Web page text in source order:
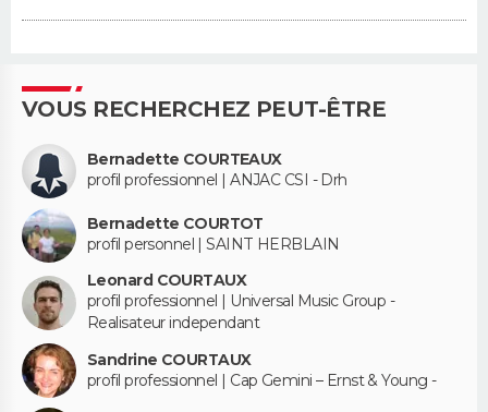
VOUS RECHERCHEZ PEUT-ÊTRE
Bernadette COURTEAUX
profil professionnel | ANJAC CSI - Drh
Bernadette COURTOT
profil personnel | SAINT HERBLAIN
Leonard COURTAUX
profil professionnel | Universal Music Group -
Realisateur independant
Sandrine COURTAUX
profil professionnel | Cap Gemini – Ernst & Young -